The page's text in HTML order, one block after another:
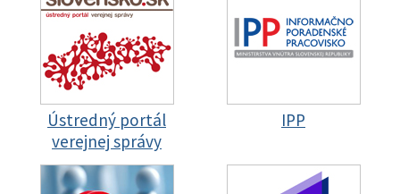
Ústredný portál
verejnej správy
IPP